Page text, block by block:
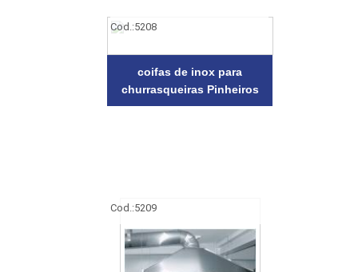
Cod.:5208
coifas de inox para
churrasqueiras Pinheiros
Cod.:5209